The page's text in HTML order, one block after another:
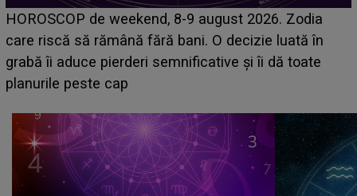
Emanuel a ținut ACEST DETALIU ASCUNS până
acum! În fața Alexandrei, concurentul din Casa Iubirii
face o MĂRTURISIRE NEAȘTEPTATĂ despre mama
sa: "I-am spus și ei în față, eu nu te iubesc pentru